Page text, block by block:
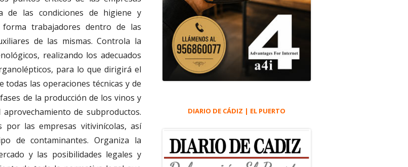
de las condiciones de higiene y
trabajadores dentro de las
de las mismas. Controla la
realizando los adecuados
para lo que dirigirá el
las operaciones técnicas y de
de la producción de los vinos y
de subproductos.
por las empresas vitivinícolas, así
de contaminantes. Organiza la
y las posibilidades legales y
DIARIO DE CÁDIZ | EL PUERTO